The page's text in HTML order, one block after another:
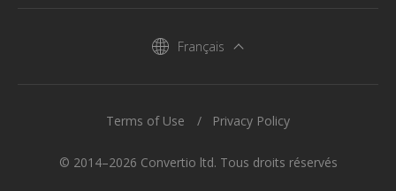
Français
© 2014–2026 Convertio ltd. Tous droits réservés
Terms of Use Privacy Policy